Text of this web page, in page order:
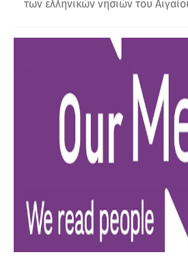
των ελληνικών νησιών του